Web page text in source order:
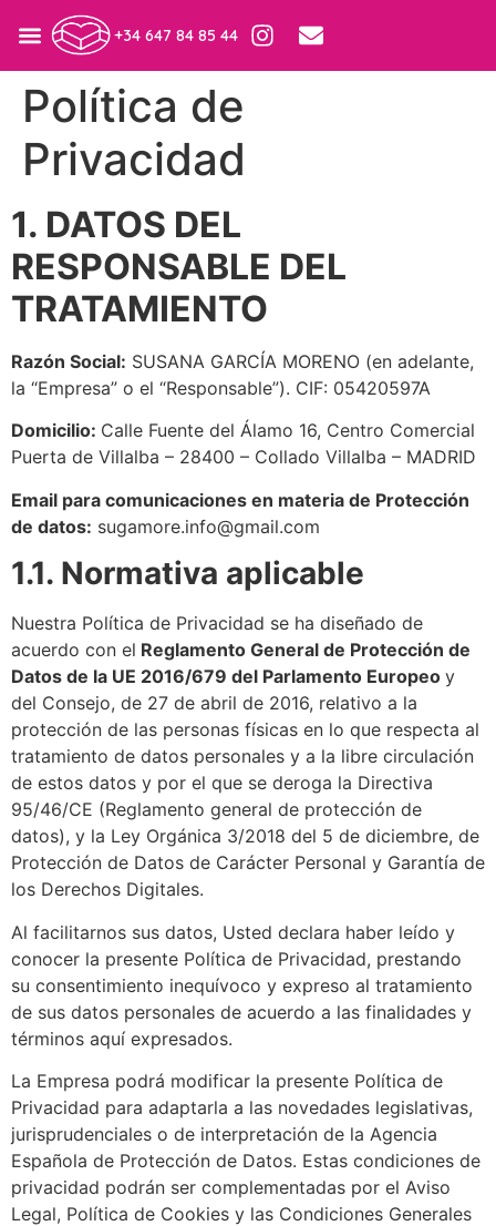
+34 647 84 85 44
Política de
Privacidad
1. DATOS DEL
RESPONSABLE DEL
TRATAMIENTO
Razón Social: SUSANA GARCÍA MORENO (en adelante,
la “Empresa” o el “Responsable”). CIF: 05420597A
Domicilio: Calle Fuente del Álamo 16, Centro Comercial
Puerta de Villalba – 28400 – Collado Villalba – MADRID
Email para comunicaciones en materia de Protección
de datos: sugamore.info@gmail.com
1.1. Normativa aplicable
Nuestra Política de Privacidad se ha diseñado de
acuerdo con el Reglamento General de Protección de
Datos de la UE 2016/679 del Parlamento Europeo y
del Consejo, de 27 de abril de 2016, relativo a la
protección de las personas físicas en lo que respecta al
tratamiento de datos personales y a la libre circulación
de estos datos y por el que se deroga la Directiva
95/46/CE (Reglamento general de protección de
datos), y la Ley Orgánica 3/2018 del 5 de diciembre, de
Protección de Datos de Carácter Personal y Garantía de
los Derechos Digitales.
Al facilitarnos sus datos, Usted declara haber leído y
conocer la presente Política de Privacidad, prestando
su consentimiento inequívoco y expreso al tratamiento
de sus datos personales de acuerdo a las finalidades y
términos aquí expresados.
La Empresa podrá modificar la presente Política de
Privacidad para adaptarla a las novedades legislativas,
jurisprudenciales o de interpretación de la Agencia
Española de Protección de Datos. Estas condiciones de
privacidad podrán ser complementadas por el Aviso
Legal, Política de Cookies y las Condiciones Generales